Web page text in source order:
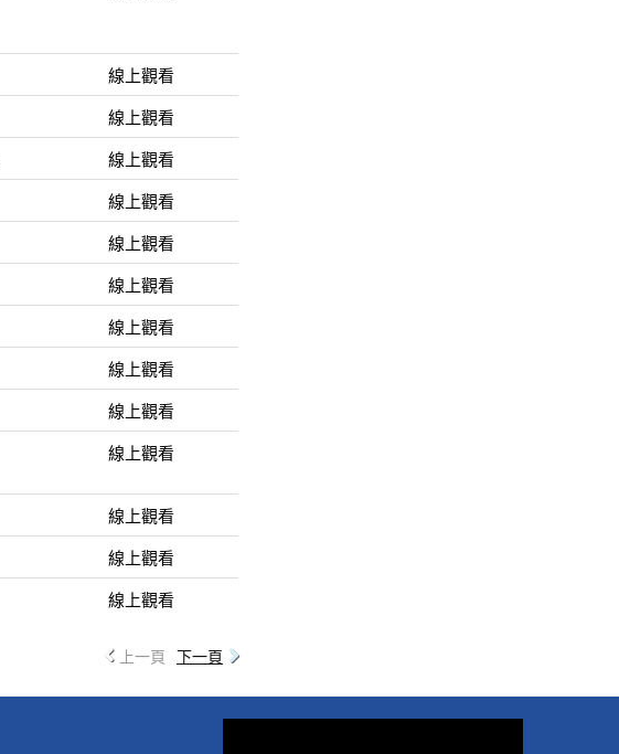
線上觀看
線上觀看
線上觀看
線上觀看
線上觀看
線上觀看
線上觀看
線上觀看
線上觀看
線上觀看
線上觀看
線上觀看
線上觀看
上一頁 下一頁